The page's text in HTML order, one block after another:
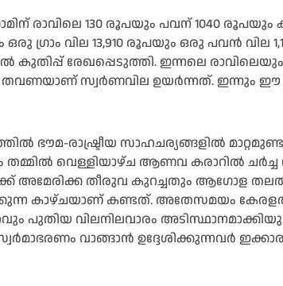
രാവിലെ 130 രൂപയും പവന് 1040
ഒരു ഗ്രാം വില 13,910 രൂപയും ഒരു പവൻ വില
കുതിപ്പ് രേഖപ്പെടുത്തി. ഇന്നലെ
തവണയാണ് സ്വർണവില ഉയർന്നത്. ഇന്നും ഈ
ഭൗമ-രാഷ്ട്രീയ സാഹചര്യങ്ങളില്‍
തമ്മില്‍ വെള്ളിയാഴ്ച ആണവ കരാറില്‍
അമേരിക്ക തീരുവ കുറച്ചതും ആഗോള
കാഴ്ചയാണ് കണ്ടത്. അതേസമയം
പുതിയ വിലനിലവാരം
സ്വർമാഭരണം വാങ്ങാൻ ഉദ്ദേശിക്കുന്നവർ